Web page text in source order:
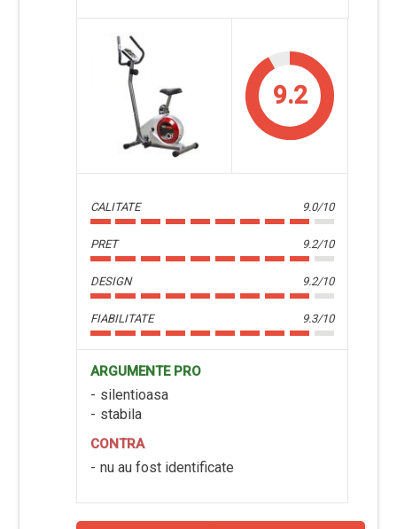
9.2
CALITATE 9.0/10
PRET 9.2/10
DESIGN 9.2/10
FIABILITATE 9.3/10
ARGUMENTE PRO
silentioasa
stabila
CONTRA
nu au fost identificate